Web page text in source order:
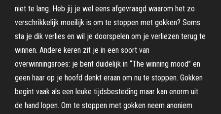
niet te lang. Heb jij je wel eens afgevraagd waarom het zo
verschrikkelijk moeilijk is om te stoppen met gokken? Soms
sta je dik verlies en wil je doorspelen om je verliezen terug te
winnen. Andere keren zit je in een soort van
overwinningsroes: je bent duidelijk in “The winning mood” en
geen haar op je hoofd denkt eraan om nu te stoppen. Gokken
begint vaak als een leuke tijdsbesteding maar kan enorm uit
de hand lopen. Om te stoppen met gokken neem anoniem